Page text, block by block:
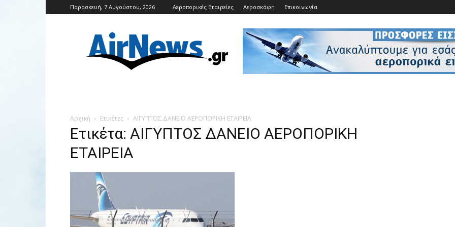
Παρασκευή, 7 Αυγούστου, 2026 Αεροπορικές Εταιρείες Αεροσκάφη Επικοινωνία
Αρχική Ετικέτες ΑΙΓΥΠΤΟΣ ΔΑΝΕΙΟ ΑΕΡΟΠΟΡΙΚΗ ΕΤΑΙΡΕΙΑ
Ετικέτα: ΑΙΓΥΠΤΟΣ ΔΑΝΕΙΟ ΑΕΡΟΠΟΡΙΚΗ
ΕΤΑΙΡΕΙΑ